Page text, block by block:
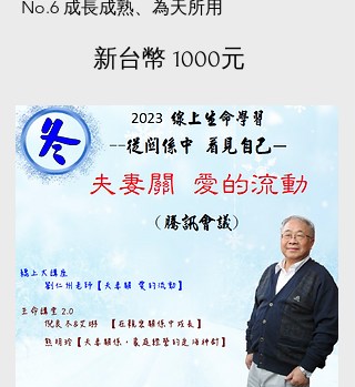
No.6 成長成熟、為天所用
​新台幣 1000元